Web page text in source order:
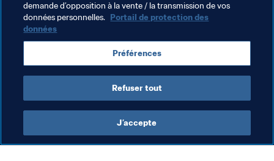
Sean Allen a quitté les Lightning Pandas fin
septembre
Champion du monde 2017, Spencer Ealing est sans
équipe pour le moment
Ivan Lapanje a quitté Hashtag United en même
temps qu’August Rosenmeier
demande d’opposition à la vente / la transmission de vos
données personnelles. Portail de protection des
données
Préférences
Refuser tout
J’accepte